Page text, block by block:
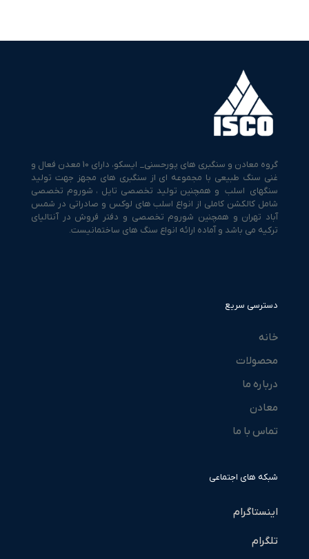
گروه معادن و سنگبری های پورحسنی_ ایسکو، دارای 10 معدن فعال و
غنی سنگ طبیعی با مجموعه ای از سنگبری های مجهز جهت تولید
سنگهای اسلب و همچنین تولید تخصصی تایل ، شوروم تخصصی
شامل کالکشن کاملی از انواع اسلب های لوکس و صادراتی در شمس
آباد تهران و همچنین شوروم تخصصی و دفتر فروش در آنتالیای
ترکیه می باشد و آماده ارائه انواع سنگ های ساختمانیست.
دسترسی سریع
خانه
محصولات
درباره ما
معادن
تماس با ما
شبکه های اجتماعی
اینستاگرام
تلگرام